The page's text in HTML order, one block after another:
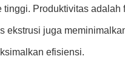
tinggi. Produktivitas adalah
ekstrusi juga
efisiensi.